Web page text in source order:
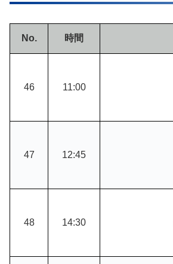
No. 時間
46 11:00
47 12:45
48 14:30